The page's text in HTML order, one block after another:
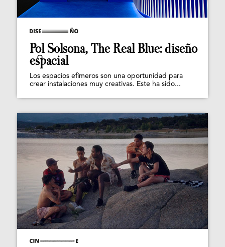
Pol Solsona, The Real Blue: diseño
espacial
Los espacios efímeros son una oportunidad para
crear instalaciones muy creativas. Este ha sido...